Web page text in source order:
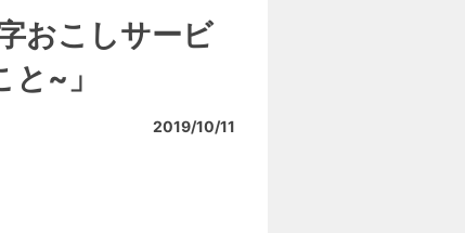
おこしサービ
~」
2019/10/11